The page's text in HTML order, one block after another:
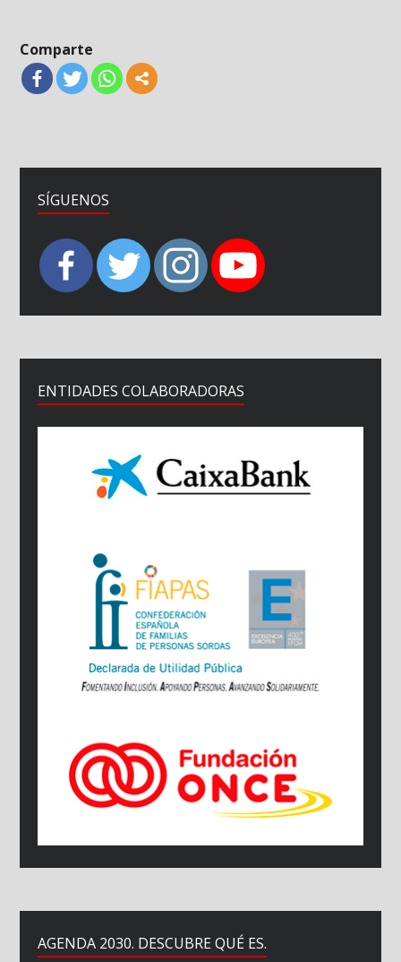
Comparte
SÍGUENOS
ENTIDADES COLABORADORAS
AGENDA 2030. DESCUBRE QUÉ ES.